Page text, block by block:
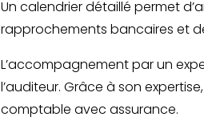
Un calendrier détaillé permet
rapprochements bancaires et
L’accompagnement par un
l’auditeur. Grâce à son
comptable avec assurance.